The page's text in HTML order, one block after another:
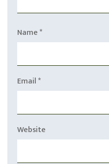
Name*
Email*
Website